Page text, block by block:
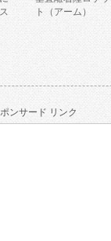
ト（アーム）
ンサード リンク